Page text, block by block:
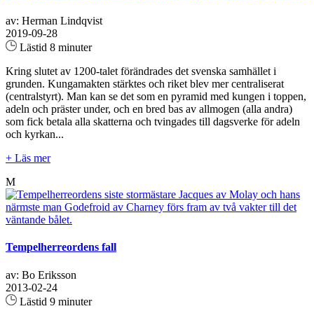
av: Herman Lindqvist
2019-09-28
Lästid 8 minuter
Kring slutet av 1200-talet förändrades det svenska samhället i
grunden. Kungamakten stärktes och riket blev mer centraliserat
(centralstyrt). Man kan se det som en pyramid med kungen i toppen,
adeln och präster under, och en bred bas av allmogen (alla andra)
som fick betala alla skatterna och tvingades till dagsverke för adeln
och kyrkan...
+ Läs mer
M
Tempelherreordens fall
av: Bo Eriksson
2013-02-24
Lästid 9 minuter